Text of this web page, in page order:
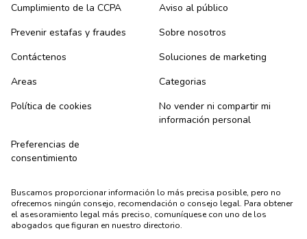
Cumplimiento de la CCPA
Aviso al público
Prevenir estafas y fraudes
Sobre nosotros
Contáctenos
Soluciones de marketing
Areas
Categorias
Política de cookies
No vender ni compartir mi
información personal
Preferencias de
consentimiento
Buscamos proporcionar información lo más precisa posible, pero no
ofrecemos ningún consejo, recomendación o consejo legal. Para obtener
el asesoramiento legal más preciso, comuníquese con uno de los
abogados que figuran en nuestro directorio.